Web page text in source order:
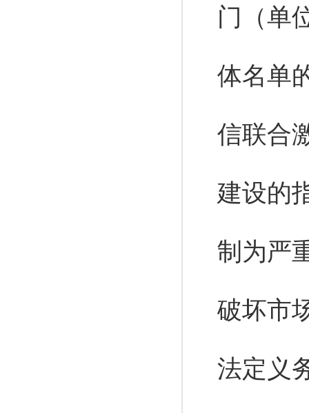
门（单
体名单
信联合
建设的
制为严
破坏市
法定义